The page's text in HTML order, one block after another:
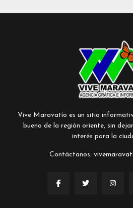
Vive Maravatío es un sitio
bueno de la región oriente, sin
interés para la
Contáctanos: